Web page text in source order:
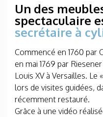
Un des
spectaculaire
secrétaire à
Commencé en 1760 par
en mai 1769 par
Louis XV à Versailles.
lors de visites guidées,
récemment restauré.
Grâce à une vidéo